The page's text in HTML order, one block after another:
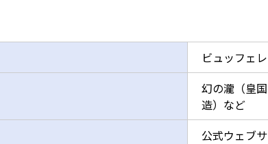
ビュッフェ
幻の瀧（皇
造）など
公式ウェブ